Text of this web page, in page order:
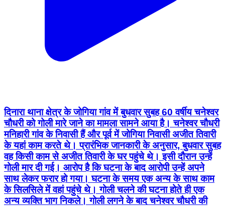
दिनारा थाना क्षेत्र के जोगिया गांव में बुधवार सुबह 60 वर्षीय चनेश्वर
चौधरी को गोली मारे जाने का मामला सामने आया है। चनेश्वर चौधरी
मनिहारी गांव के निवासी हैं और पूर्व में जोगिया निवासी अजीत तिवारी
के यहां काम करते थे। प्रारंभिक जानकारी के अनुसार, बुधवार सुबह
वह किसी काम से अजीत तिवारी के घर पहुंचे थे। इसी दौरान उन्हें
गोली मार दी गई। आरोप है कि घटना के बाद आरोपी उन्हें अपने
साथ लेकर फरार हो गया। घटना के समय एक अन्य के साथ काम
के सिलसिले में वहां पहुंचे थे। गोली चलने की घटना होते ही एक
अन्य व्यक्ति भाग निकले। गोली लगने के बाद चनेश्वर चौधरी की